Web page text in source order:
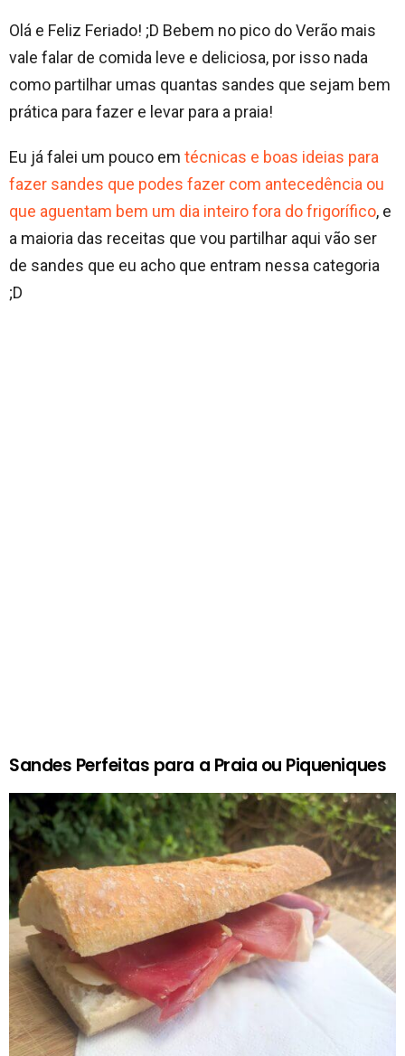
Olá e Feliz Feriado! ;D Bebem no pico do Verão mais
vale falar de comida leve e deliciosa, por isso nada
como partilhar umas quantas sandes que sejam bem
prática para fazer e levar para a praia!
Eu já falei um pouco em técnicas e boas ideias para
fazer sandes que podes fazer com antecedência ou
que aguentam bem um dia inteiro fora do frigorífico, e
a maioria das receitas que vou partilhar aqui vão ser
de sandes que eu acho que entram nessa categoria
;D
Sandes Perfeitas para a Praia ou Piqueniques